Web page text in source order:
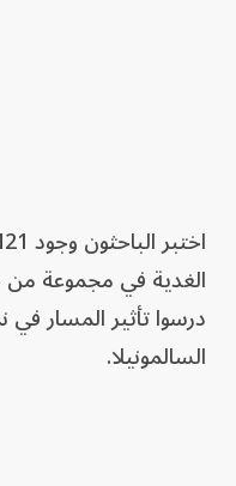
الغدية في مجموعة من
درسوا تأثير المسار
السالمونيلا.